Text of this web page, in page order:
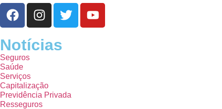
Notícias
Seguros
Saúde
Serviços
Capitalização
Previdência Privada
Resseguros